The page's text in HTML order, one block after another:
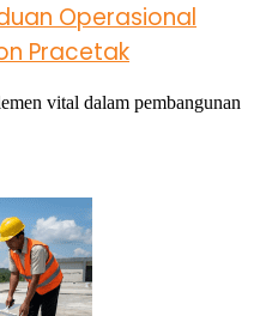
Operasional
Pracetak
vital dalam pembangunan